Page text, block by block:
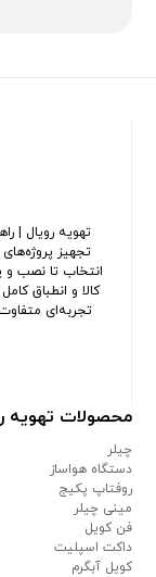
تهویه رویال |
تجهیز پروژه‌های
انتخاب تا نصب و
کالا و انطباق
تجربه‌ای
محصولات تهویه
چیلر
دستگاه هواساز
روفتاپ پکیج
مینی چیلر
فن کویل
داکت اسپلیت
کویل آبگرم